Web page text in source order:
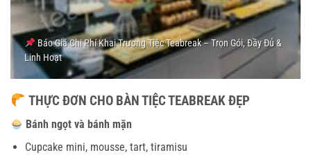
Báo Giá Chi Phí Khai Trương Tiệc Teabreak – Trọn Gói, Đầy Đủ &
Linh Hoạt
THỰC ĐƠN CHO BÀN TIỆC TEABREAK ĐẸP
Bánh ngọt và bánh mặn
Cupcake mini, mousse, tart, tiramisu